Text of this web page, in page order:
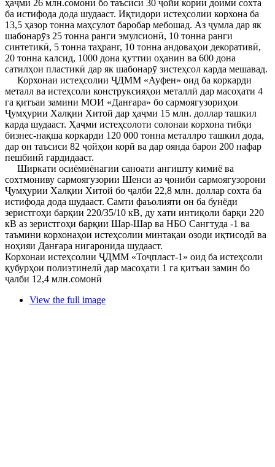
ҳаҷми 26 млн.сомонӣ бо таъсиси 30 ҷойи кории доимӣ сохта
ба истифода дода шудааст. Иқтидори истеҳсолии корхона ба
13,5 ҳазор тонна маҳсулот баробар мебошад. Аз ҷумла дар як
шабонарӯз 25 тонна ранги эмулсионӣ, 10 тонна ранги
синтетикӣ, 5 тонна таҳранг, 10 тонна андоваҳои декоративӣ,
20 тонна калсид, 1000 дона қуттии оҳанин ва 600 дона
сатилҳои пластикӣ дар як шабонарӯ зистеҳсол карда мешавад.
Корхонаи истеҳсолии ҶДММ «Ауфен» оид ба коркарди
металл ва истеҳсоли конструксияҳои металлӣ дар масоҳати 4
га қитъаи замини МОИ «Данғара» бо сармоягузориҳои
Ҷумҳурии Халқии Хитой дар ҳаҷми 15 млн. доллар ташкил
карда шудааст. Ҳаҷми истеҳсолоти солонаи корхона тибқи
бизнес-нақша коркарди 120 000 тонна металлро ташкил дода,
дар он таъсиси 82 ҷойҳои корӣ ва дар оянда барои 200 нафар
пешбинӣ гардидааст.
Ширкати осиёмиёнагии саноати ангишту кимиё ва
сохтмониву сармоягузории Шенси аз ҷониби сармоягузорони
Ҷумҳурии Халқии Хитой бо ҷалби 22,8 млн. доллар сохта ба
истифода дода шудааст. Самти фаъолияти он ба бунёди
зеристгоҳи барқии 220/35/10 кВ, ду хати интиқоли барқи 220
кВ аз зеристгоҳи барқии Шар-Шар ва НБО Сангтуда -1 ва
таъмини корхонаҳои истеҳсолии минтақаи озоди иқтисодӣ ва
ноҳияи Данғара нигаронида шудааст.
Корхонаи истеҳсолии ҶДММ «Тоҷпласт-1» оид ба истеҳсоли
қубурҳои полиэтинелӣ дар масоҳати 1 га қитъаи замин бо
ҷалби 12,4 млн.сомонӣ
View the full image